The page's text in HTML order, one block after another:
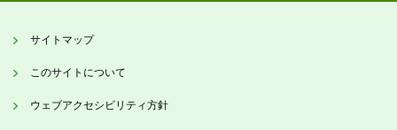
サイトマップ
このサイトについて
ウェブアクセシビリティ方針